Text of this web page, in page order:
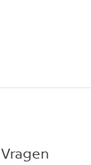
Vragen